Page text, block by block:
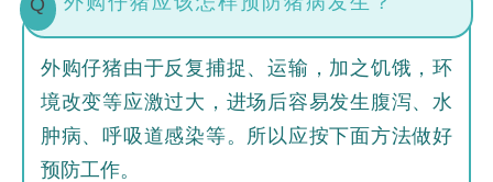
Q
外购仔猪由于反复捕捉、运输，加之饥饿，环
境改变等应激过大，进场后容易发生腹泻、水
肿病、呼吸道感染等。所以应按下面方法做好
预防工作。